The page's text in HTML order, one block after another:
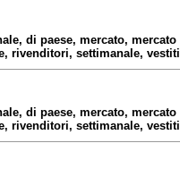
di paese, mercato, mercato
rivenditori, settimanale, vestiti
di paese, mercato, mercato
rivenditori, settimanale, vestiti